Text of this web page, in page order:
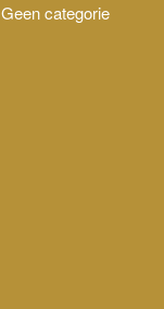
Geen categorie